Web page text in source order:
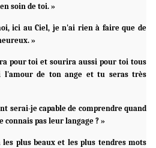
soin de toi. »
ici au Ciel, je n'ai rien à faire que de
»
pour toi et sourira aussi pour toi tous
l'amour de ton ange et tu seras très
serai-je capable de comprendre quand
connais pas leur langage ? »
plus beaux et les plus tendres mots